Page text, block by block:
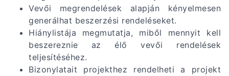
Vevői megrendelések alapján kényelmesen
generálhat beszerzési rendeléseket.
Hiánylistája megmutatja, miből mennyit kell
beszereznie az élő vevői rendelések
teljesítéséhez.
Bizonylatait projekthez rendelheti a projekt